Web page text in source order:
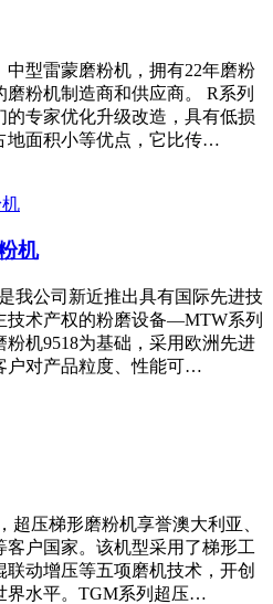
型雷蒙磨粉机，拥有22年磨粉
粉机制造商和供应商。 R系列
的专家优化升级改造，具有低损
地面积小等优点，它比传…
机
我公司新近推出具有国际先进技
技术产权的粉磨设备—MTW系列
机9518为基础，采用欧洲先进
户对产品粒度、性能可…
超压梯形磨粉机享誉澳大利亚、
客户国家。该机型采用了梯形工
动增压等五项磨机技术，开创
界水平。TGM系列超压…